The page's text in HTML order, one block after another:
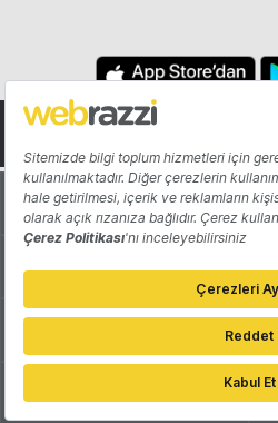
Hakkında
Katkıda Bulun